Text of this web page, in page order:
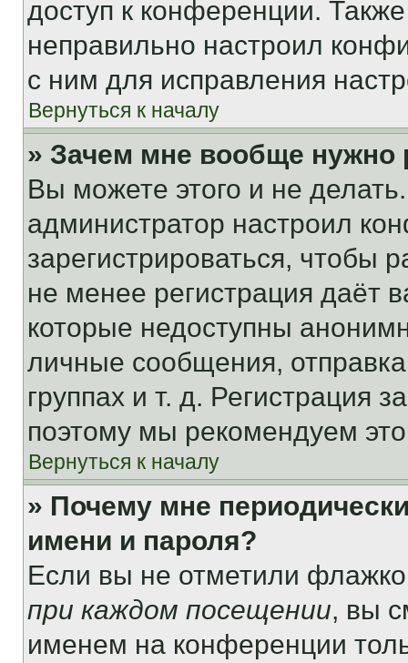
доступ к конференции.
неправильно настроил
с ним для исправления
Вернуться к началу
» Зачем мне вообще нужно
Вы можете этого и не
администратор настроил
зарегистрироваться, чтобы
не менее регистрация даёт
которые недоступны
личные сообщения,
группах и т. д. Регистрация
поэтому мы рекомендуем
Вернуться к началу
» Почему мне
имени и пароля?
Если вы не отметили
при каждом посещении, вы
именем на конференции